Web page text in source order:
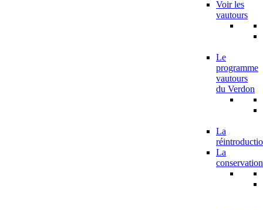
Voir les
vautours
Le
programme
vautours
du Verdon
La
La
conservation